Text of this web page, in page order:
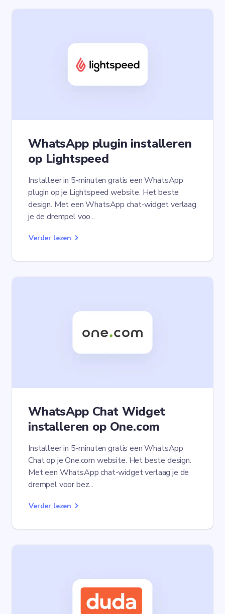
WhatsApp plugin installeren
op Lightspeed
Installeer in 5-minuten gratis een WhatsApp
plugin op je Lightspeed website. Het beste
design. Met een WhatsApp chat-widget verlaag
je de drempel voo...
Verder lezen
WhatsApp Chat Widget
installeren op One.com
Installeer in 5-minuten gratis een WhatsApp
Chat op je One.com website. Het beste design.
Met een WhatsApp chat-widget verlaag je de
drempel voor bez...
Verder lezen